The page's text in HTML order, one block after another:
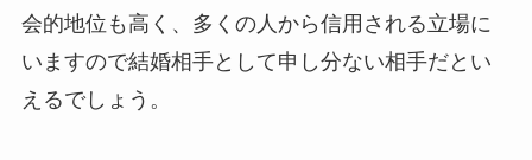
会的地位も高く、多くの人から信用される立場に
いますので結婚相手として申し分ない相手だとい
えるでしょう。